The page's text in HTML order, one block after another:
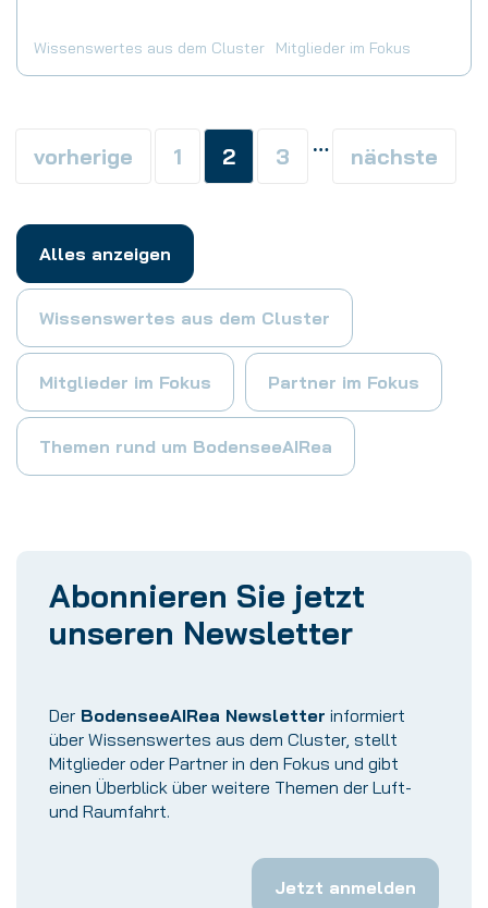
Wissenswertes aus dem Cluster Mitglieder im Fokus
vorherige 1 2 3 … nächste
Alles anzeigen
Wissenswertes aus dem Cluster
Mitglieder im Fokus Partner im Fokus
Themen rund um BodenseeAIRea
Abonnieren Sie jetzt
unseren Newsletter
Der BodenseeAIRea Newsletter informiert
über Wissenswertes aus dem Cluster, stellt
Mitglieder oder Partner in den Fokus und gibt
einen Überblick über weitere Themen der Luft-
und Raumfahrt.
Jetzt anmelden